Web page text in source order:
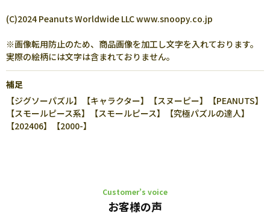
(C)2024 Peanuts Worldwide LLC www.snoopy.co.jp
※画像転用防止のため、商品画像を加工し文字を入れております。
実際の絵柄には文字は含まれておりません。
補足
【ジグソーパズル】【キャラクター】【スヌーピー】【PEANUTS】
【スモールピース系】【スモールピース】【究極パズルの達人】
【202406】【2000-】
Customer’s voice
お客様の声